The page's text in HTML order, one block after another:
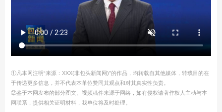
①凡本网注明“来源：XXX(非包头新闻网)”的作品，均转载自其他媒体，转载目的在
于传递更多信息，并不代表本单位赞同其观点和对其真实性负责。
②鉴于本网发布的部分图文、视频稿件来源于网络，如有侵权请著作权人主动与本
网联系，提供相关证明材料，我单位将及时处理。